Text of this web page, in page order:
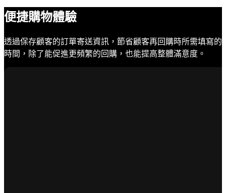
便捷購物體驗
透過保存顧客的訂單寄送資訊，節省顧客再回購時所需填寫的
時間，除了能促進更頻繁的回購，也能提高整體滿意度。